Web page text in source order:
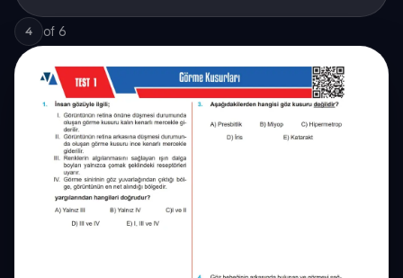
4 of 6